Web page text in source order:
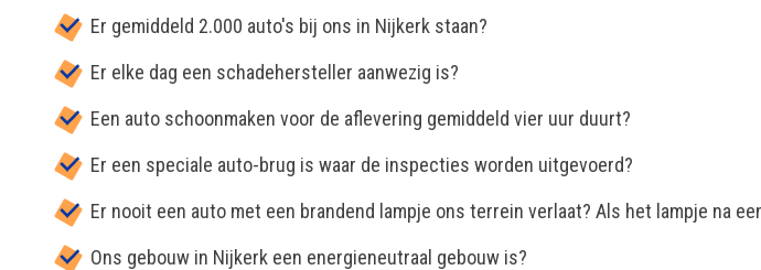
Er gemiddeld 2.000 auto's bij ons in Nijkerk staan?
Er elke dag een schadehersteller aanwezig is?
Een auto schoonmaken voor de aflevering gemiddeld vier uur duurt?
Er een speciale auto-brug is waar de inspecties worden uitgevoerd?
Er nooit een auto met een brandend lampje ons terrein verlaat? Als het lampje na
Ons gebouw in Nijkerk een energieneutraal gebouw is?